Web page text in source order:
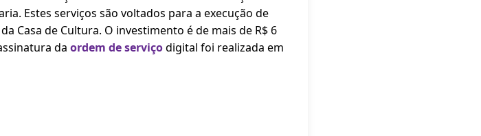
Estes serviços são voltados para a execução de
Casa de Cultura. O investimento é de mais de R$ 6
da ordem de serviçodigital foi realizada em